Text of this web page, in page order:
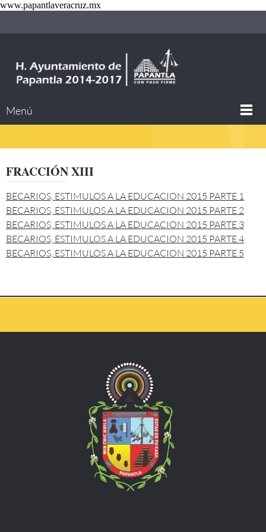
www.papantlaveracruz.mx
Menú
FRACCIÓN XIII
BECARIOS, ESTIMULOS A LA EDUCACION 2015 PARTE 1
BECARIOS, ESTIMULOS A LA EDUCACION 2015 PARTE 2
BECARIOS, ESTIMULOS A LA EDUCACION 2015 PARTE 3
BECARIOS, ESTIMULOS A LA EDUCACION 2015 PARTE 4
BECARIOS, ESTIMULOS A LA EDUCACION 2015 PARTE 5